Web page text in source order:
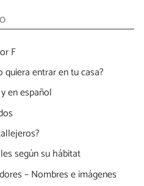
F
entrar en tu casa?
en español
según su hábitat
– Nombres e imágenes